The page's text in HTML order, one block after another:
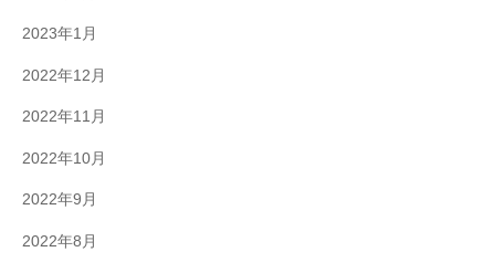
2023年1月
2022年12月
2022年11月
2022年10月
2022年9月
2022年8月